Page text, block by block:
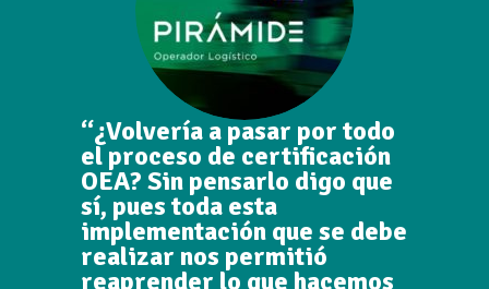
“¿Volvería a pasar por todo
el proceso de certificación
OEA? Sin pensarlo digo que
sí, pues toda esta
implementación que se debe
realizar nos permitió
reaprender lo que hacemos